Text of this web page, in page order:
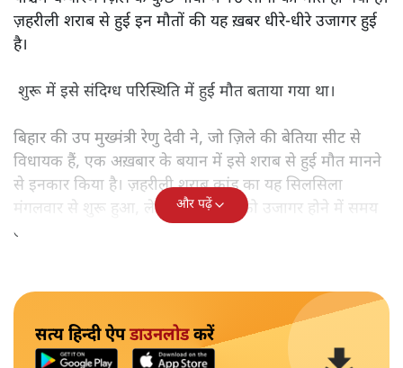
शराब से हुई इन मौतों की यह ख़बर धीरे-धीरे उजागर हुई है।
अप्रैल 2016 से पूर्ण शराबबंदी वाले राज्य बिहार में इस सप्ताह
पश्चिम चम्पारण ज़िले के कुछ गाँवों में 16 लोगों की मौत हो गयी है।
ज़हरीली शराब से हुई इन मौतों की यह ख़बर धीरे-धीरे उजागर हुई
शुरू में इसे संदिग्ध परिस्थिति में हुई मौत बताया गया था।
बिहार की उप मुख्मंत्री रेणु देवी ने, जो ज़िले की बेतिया सीट से